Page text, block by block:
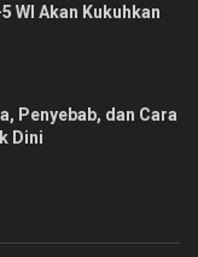
WI Akan Kukuhkan
Penyebab, dan Cara
Dini